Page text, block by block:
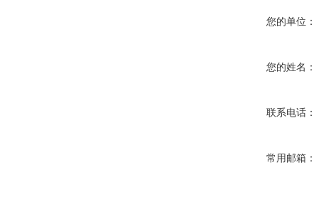
您的单位：
您的姓名：
联系电话：
常用邮箱：